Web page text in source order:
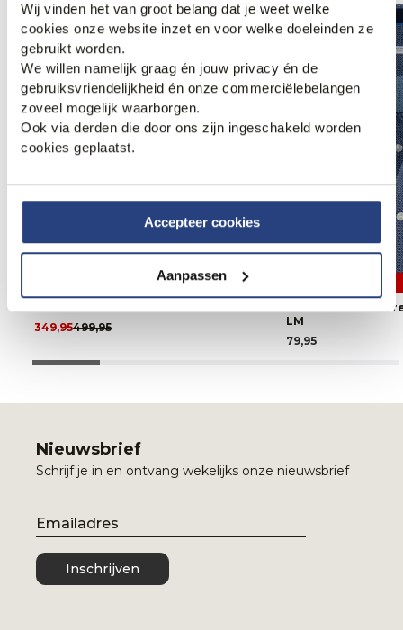
Wij vinden het van groot belang dat je weet welke
cookies onze website inzet en voor welke doeleinden ze
gebruikt worden.
We willen namelijk graag én jouw privacy én de
gebruiksvriendelijkheid én onze commerciëlebelangen
zoveel mogelijk waarborgen.
Ook via derden die door ons zijn ingeschakeld worden
cookies geplaatst.
Accepteer cookies
Aanpassen
499,95
349,95
Web Only.
The BLUEPRINT
LM
79,95
Nieuwsbrief
Schrijf je in en ontvang wekelijks onze nieuwsbrief
Email
Inschrijven